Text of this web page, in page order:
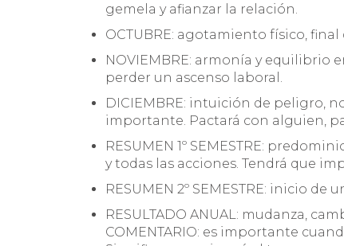
gemela y afianzar la relación.
OCTUBRE: agotamiento físico,
NOVIEMBRE: armonía y equilibrio
perder un ascenso laboral.
DICIEMBRE: intuición de peligro,
importante. Pactará con alguien,
RESUMEN 1º SEMESTRE:
y todas las acciones. Tendrá que
RESUMEN 2º SEMESTRE: inicio de
RESULTADO ANUAL: mudanza,
COMENTARIO: es importante